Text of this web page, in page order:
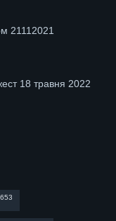
21112021
18 травня 2022
653